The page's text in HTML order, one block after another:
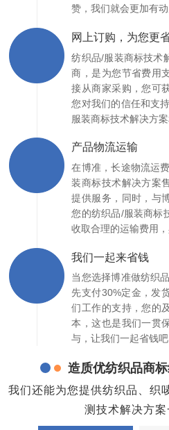
赞，我们就会更加有
网上订购，为您更
纺织品/服装商标技术
商，是为您节省费用
接从商家采购，您可
您对我们的信任和支
服装商标技术解决方案
产品物流运输
在博准，长途物流运
装商标技术解决方案
提供服务，同时，与
您的纺织品/服装商标
收取合理的运输费用，
我们一起来省钱
当您选择博准做纺织
先支付30%定金，发
们工作的支持，您的
本，这也是我们一贯
与，让我们一起省钱吧
造质优纺织品商
我们还能为您提供纺织品、织
测技术解决方